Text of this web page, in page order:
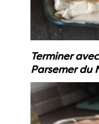
Terminer
Parsemer du